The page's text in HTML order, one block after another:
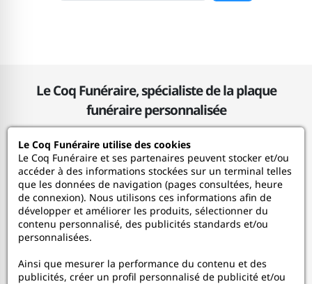
Le Coq Funéraire, spécialiste de la plaque
funéraire personnalisée
Le Coq Funéraire
Nos services
Mon Compte
Aide
Le Coq Funéraire utilise des cookies
Le Coq Funéraire et ses partenaires peuvent stocker et/ou
accéder à des informations stockées sur un terminal telles
que les données de navigation (pages consultées, heure
de connexion). Nous utilisons ces informations afin de
développer et améliorer les produits, sélectionner du
contenu personnalisé, des publicités standards et/ou
personnalisées.
Ainsi que mesurer la performance du contenu et des
publicités, créer un profil personnalisé de publicité et/ou